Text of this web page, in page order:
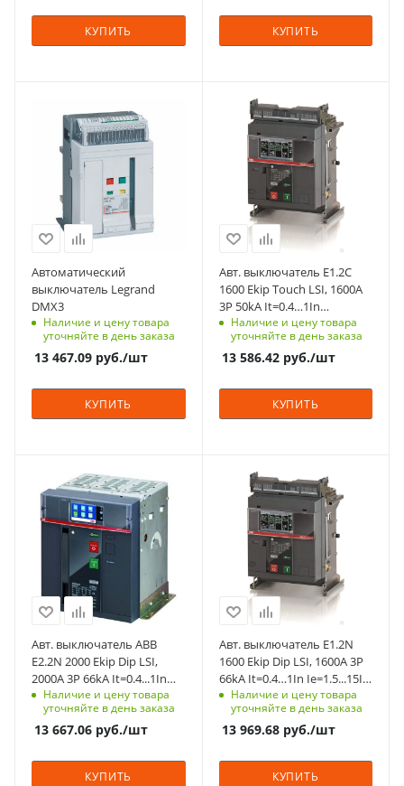
КУПИТЬ КУПИТЬ
Количество полюсов
Отключающая
способность, kA
50
DMX3
Автоматический
выключатель Legrand
DMX3
Наличие и цену товара
уточняйте в день заказа
13 467.09 руб./шт
КУПИТЬ
Номинальный ток, A
Количество полюсов
Отключающая
способность, kA
50
фронт - IP20, с
фланцем на дверь
- IP30
Срок поставки под
заказ
Авт. выключатель E1.2C
1600 Ekip Touch LSI, 1600A
3P 50kA It=0.4…1In
Ie=1.5...15In выкатной без
корзины селективный с
пакетом измерений
Наличие и цену товара
уточняйте в день заказа
13 586.42руб./шт
КУПИТЬ
Номинальный ток, A
2000
Количество полюсов
Отключающая
способность, kA
66
фронт - IP20, с
фланцем на дверь
- IP30
Срок поставки под
заказ
Авт. выключатель ABB
E2.2N 2000 Ekip Dip LSI,
2000A 3P 66kA It=0.4...1In
Ie=1.5...15In стационарный
заднее HR/VR-
подключение селективный
Наличие и цену товара
уточняйте в день заказа
13 667.06 руб./шт
КУПИТЬ
Номинальный ток, A
Количество полюсов
Отключающая
способность, kA
66
фронт - IP20, с
фланцем на дверь
- IP30
Срок поставки под
заказ
Авт. выключатель E1.2N
1600 Ekip Dip LSI, 1600A 3P
66kA It=0.4…1In Ie=1.5...15In
выкатной без корзины
селективный
Наличие и цену товара
уточняйте в день заказа
13 969.68руб./шт
КУПИТЬ